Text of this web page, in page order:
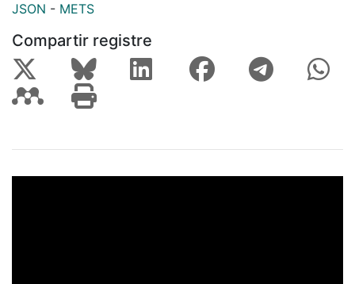
JSON - METS
Compartir registre